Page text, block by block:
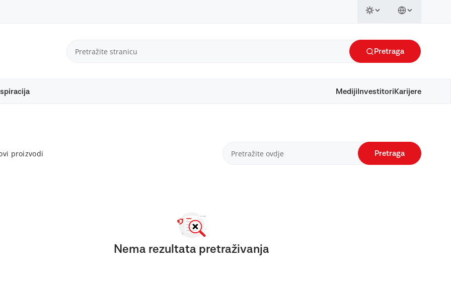
Pretraga
Mediji Investitori Karijere
proizvodi Pretraga
Nema rezultata pretraživanja